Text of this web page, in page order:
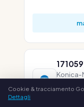
Konica-
Cookie & tracciamento
Dettagli